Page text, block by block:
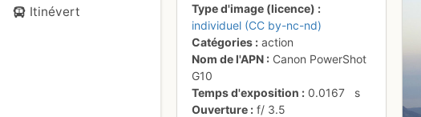
Itinévert
Type d'image (licence)
individuel (CC by-nc-nd)
Catégories
action
Nom de l'APN
Canon PowerShot
G10
Temps d'exposition
0.0167
s
Ouverture
f/3.5